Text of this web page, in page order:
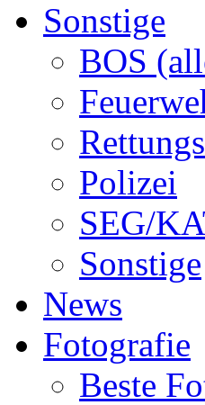
Sonstige
BOS
Polizei
SEG/
Sonstige
News
Fotografie
Beste